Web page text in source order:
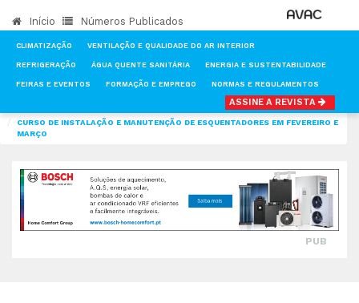
Início Números Publicados
CLIMATIZAÇÃO VENTILAÇÃO E QUALIDADE DO AR INTERIOR
REFRIGERAÇÃO ÁGUA QUENTE SANITÁRIA ENERGIA E SUSTENTABILIDADE
FEIRAS E EVENTOS FORMAÇÃO E EMPREGO NORMAS E REGULAMENTOS
ASSINE A REVISTA
CURSO DE INSTALAÇÃO E MANUTENÇÃO DE ESQUENTADORES EM FEVEREIRO E
MARÇO
PUB